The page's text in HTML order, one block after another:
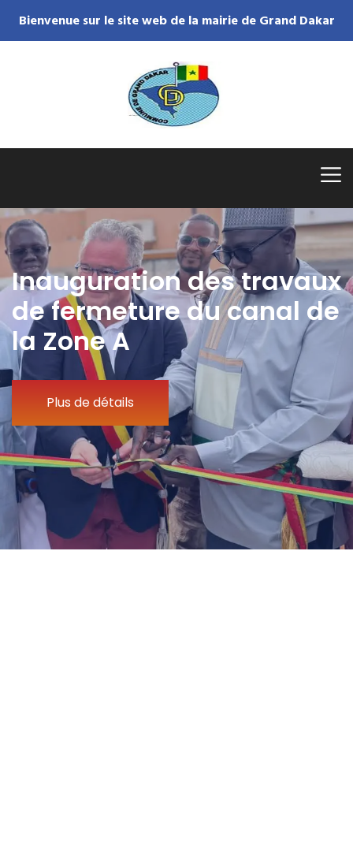
Bienvenue sur le site web de la mairie de Grand Dakar
Inauguration des travaux
de fermeture du canal de
la Zone A
Plus de détails